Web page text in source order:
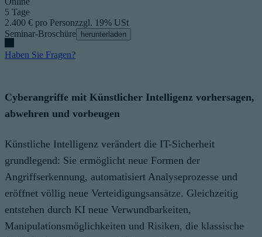
5 Tage
2.400 € pro Personzzgl. 19% USt
Seminar-Broschüre
herunterladen
Haben Sie Fragen?
Cyberangriffe mit Künstlicher Intelligenz vorhersagen,
abwehren und vorbeugen
Künstliche Intelligenz verändert die IT-Sicherheit
grundlegend: Sie ermöglicht neue Formen der
Angriffserkennung, automatisiert Analyseprozesse und
eröffnet völlig neue Verteidigungsansätze. Gleichzeitig
entstehen durch KI neue Verwundbarkeiten,
Manipulationsmöglichkeiten und Risiken, die klassische